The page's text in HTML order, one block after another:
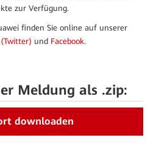
zur Verfügung.
finden Sie online auf unserer
und Facebook.
Meldung als .zip:
downloaden